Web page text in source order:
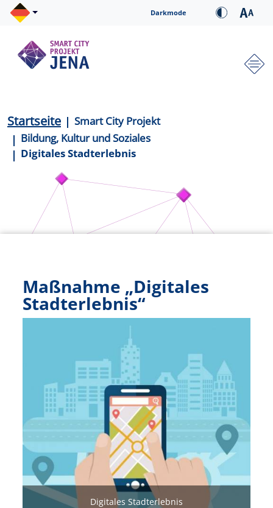
Direkt zum Inhalt Darkmode
Pfadnavigation
Startseite
Smart City Projekt
Bildung, Kultur und Soziales
Digitales Stadterlebnis
Maßnahme „Digitales
Stadterlebnis“
Digitales Stadterlebnis
Cookie-Einstellungen